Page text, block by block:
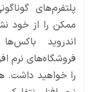
پلتفرم‌های
ممکن را از خود
اندروید
فروشگاه‌های نرم
را خواهید داشت.